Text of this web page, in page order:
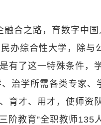
合之路，育数字中国
办综合性大学，除与
有了这一特殊条件，
治学所需各类专家、
育才、用才，使师资
教育”全职教师135